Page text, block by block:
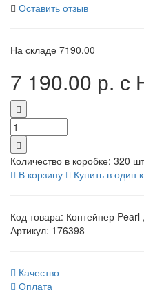
Оставить отзыв
На складе 7190.00
7 190.00 р. с
Количество в коробке: 320
В корзину
Купить в один
Код товара: Контейнер
Артикул: 176398
Качество
Оплата